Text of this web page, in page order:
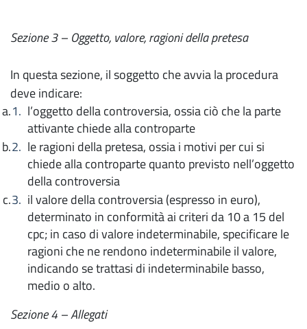
Sezione 3 – Oggetto, valore, ragioni della pretesa
In questa sezione, il soggetto che avvia la procedura
deve indicare:
l’oggetto della controversia, ossia ciò che la parte
attivante chiede alla controparte
le ragioni della pretesa, ossia i motivi per cui si
chiede alla controparte quanto previsto nell’oggetto
della controversia
il valore della controversia (espresso in euro),
determinato in conformità ai criteri da 10 a 15 del
cpc; in caso di valore indeterminabile, specificare le
ragioni che ne rendono indeterminabile il valore,
indicando se trattasi di indeterminabile basso,
medio o alto.
Sezione 4 –Allegati